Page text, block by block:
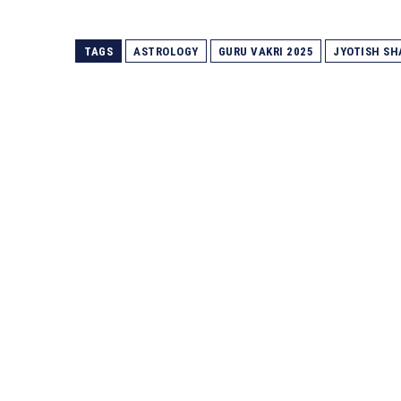
TAGS ASTROLOGY GURU VAKRI 2025 JYOTISH